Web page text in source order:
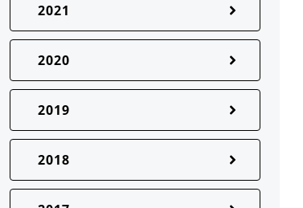
2021
2020
2019
2018